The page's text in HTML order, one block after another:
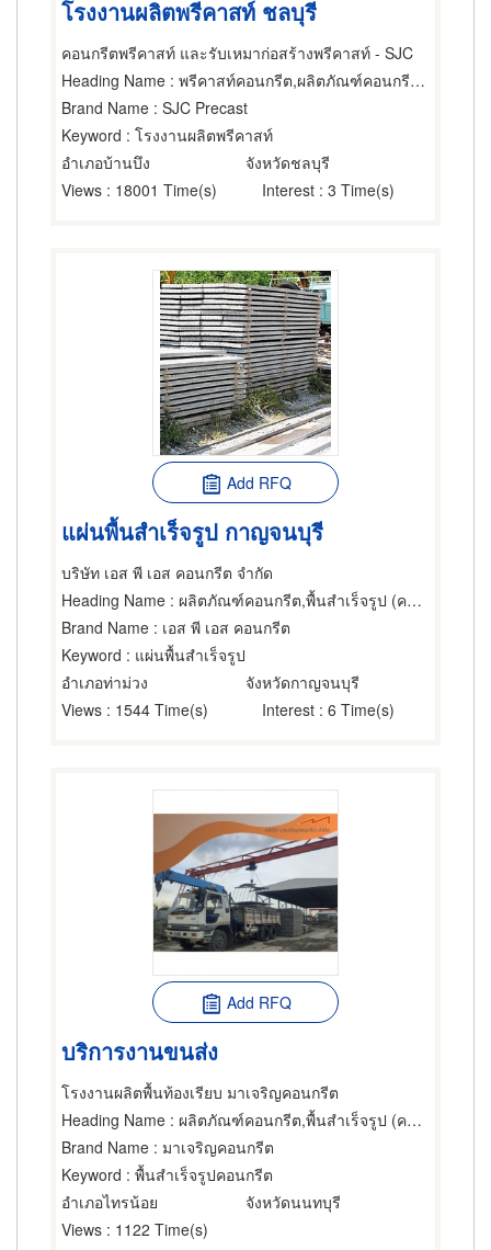
โรงงานผลิตพรีคาสท์ ชลบุรี
คอนกรีตพรีคาสท์ และรับเหมาก่อสร้างพรีคาสท์ - SJC
Heading Name : พรีคาสท์คอนกรีต,ผลิตภัณฑ์คอนกรีต,พื้นสำเร็จรูป (คอนกรีตเสริมเหล็กและอัดแรง)
Brand Name : SJC Precast
Keyword : โรงงานผลิตพรีคาสท์
อำเภอบ้านบึง
จังหวัดชลบุรี
Views : 18001 Time(s) Interest : 3 Time(s)
Add RFQ
แผ่นพื้นสำเร็จรูป กาญจนบุรี
บริษัท เอส พี เอส คอนกรีต จำกัด
Heading Name : ผลิตภัณฑ์คอนกรีต,พื้นสำเร็จรูป (คอนกรีตเสริมเหล็กและอัดแรง),คอนกรีตเสริมเหล็ก
Brand Name : เอส พี เอส คอนกรีต
Keyword : แผ่นพื้นสำเร็จรูป
อำเภอท่าม่วง
จังหวัดกาญจนบุรี
Views : 1544 Time(s) Interest : 6 Time(s)
Add RFQ
บริการงานขนส่ง
โรงงานผลิตพื้นท้องเรียบ มาเจริญคอนกรีต
Heading Name : ผลิตภัณฑ์คอนกรีต,พื้นสำเร็จรูป (คอนกรีตเสริมเหล็กและอัดแรง)
Brand Name : มาเจริญคอนกรีต
Keyword : พื้นสำเร็จรูปคอนกรีต
อำเภอไทรน้อย
จังหวัดนนทบุรี
Views : 1122 Time(s)